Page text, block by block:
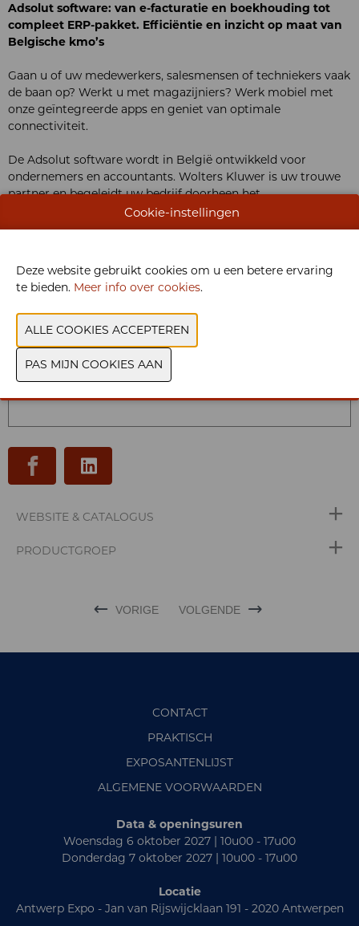
Adsolut software: van e-facturatie en boekhouding tot
compleet ERP-pakket. Efficiëntie en inzicht op maat van
Belgische kmo’s
Gaan u of uw medewerkers, salesmensen of techniekers vaak
de baan op? Werkt u met magazijniers? Werk mobiel met
onze geïntegreerde apps en geniet van optimale
connectiviteit.
De Adsolut software wordt in België ontwikkeld voor
ondernemers en accountants. Wolters Kluwer is uw trouwe
partner en begeleidt uw bedrijf doorheen het
digitaliseringsproces. Van begin tot einde, met opleiding en
ondersteuning op maat, in de eigen taal en door lokale
U hebt geen toestemming gegeven om deze
content te zien. Pas uw cookie-instellingen
aan om deze content te zien.
WEBSITE & CATALOGUS
PRODUCTGROEP
VORIGE VOLGENDE
CONTACT
PRAKTISCH
EXPOSANTENLIJST
ALGEMENE VOORWAARDEN
Data & openingsuren
Woensdag 6 oktober 2027 | 10u00 - 17u00
Donderdag 7 oktober 2027 | 10u00 - 17u00
Locatie
Antwerp Expo - Jan van Rijswijcklaan 191 - 2020 Antwerpen
Cookie-instellingen
Deze website gebruikt cookies om u een betere ervaring
te bieden. Meer info over cookies.